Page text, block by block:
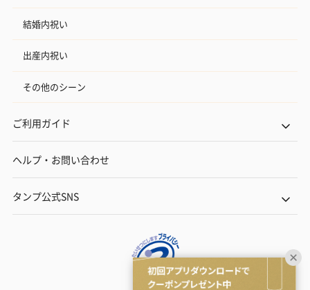
結婚内祝い
出産内祝い
その他のシーン
ご利用ガイド
ヘルプ・お問い合わせ
タンプ公式SNS